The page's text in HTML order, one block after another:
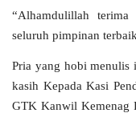
“Alhamdulillah
seluruh pimpinan
Pria yang hobi menulis
kasih Kepada Kasi
GTK Kanwil Kemenag